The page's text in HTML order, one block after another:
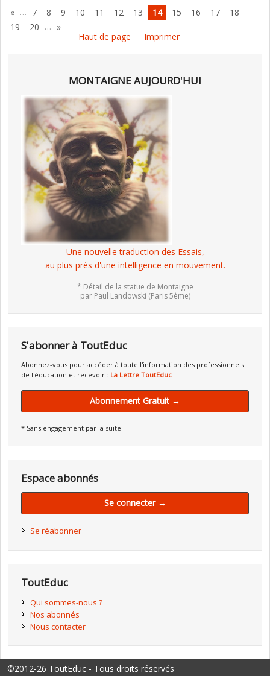
« … 7 8 9 10 11 12 13 14 15 16 17
18
19
20 … »
Haut de page
Imprimer
MONTAIGNE AUJOURD'HUI
Une nouvelle traduction des Essais,
au plus près d'une intelligence en mouvement.
* Détail de la statue de Montaigne
par Paul Landowski (Paris 5ème)
S'abonner à ToutEduc
Abonnez-vous pour accéder à toute l'information des professionnels
de l'éducation et recevoir : La Lettre ToutEduc
Abonnement Gratuit →
* Sans engagement par la suite.
Espace abonnés
Se connecter →
Se réabonner
ToutEduc
Qui sommes-nous ?
Nos abonnés
Nous contacter
©2012-26 ToutEduc - Tous droits réservés